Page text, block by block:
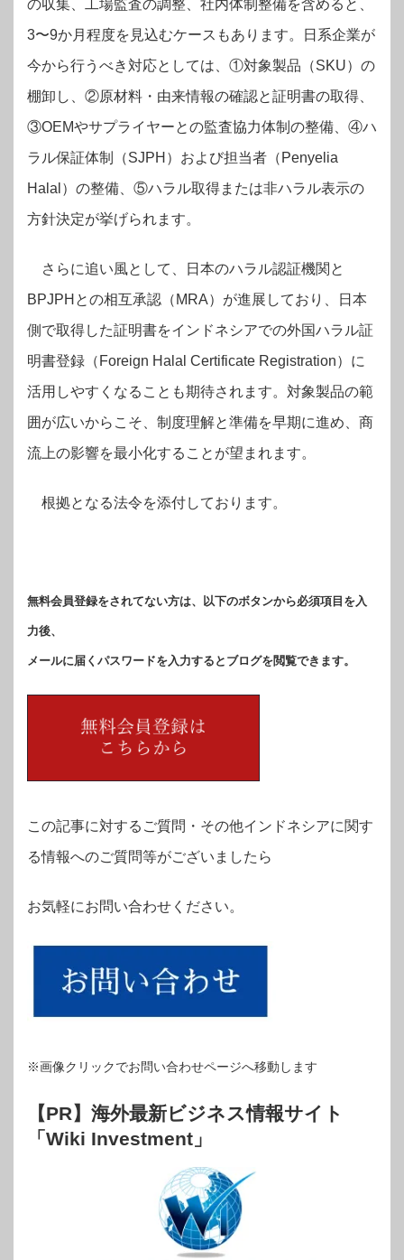
の収集、工場監査の調整、社内体制整備を含めると、
3〜9か月程度を見込むケースもあります。日系企業が
今から行うべき対応としては、①対象製品（SKU）の
棚卸し、②原材料・由来情報の確認と証明書の取得、
③OEMやサプライヤーとの監査協力体制の整備、④ハ
ラル保証体制（SJPH）および担当者（Penyelia
Halal）の整備、⑤ハラル取得または非ハラル表示の
方針決定が挙げられます。
さらに追い風として、日本のハラル認証機関と
BPJPHとの相互承認（MRA）が進展しており、日本
側で取得した証明書をインドネシアでの外国ハラル証
明書登録（Foreign Halal Certificate Registration）に
活用しやすくなることも期待されます。対象製品の範
囲が広いからこそ、制度理解と準備を早期に進め、商
流上の影響を最小化することが望まれます。
根拠となる法令を添付しております。
無料会員登録をされてない方は、以下のボタンから必須項目を入
力後、
メールに届くパスワードを入力するとブログを閲覧できます。
この記事に対するご質問・その他インドネシアに関す
る情報へのご質問等がございましたら
お気軽にお問い合わせください。
※画像クリックでお問い合わせページへ移動します
【PR】海外最新ビジネス情報サイト
「Wiki Investment」